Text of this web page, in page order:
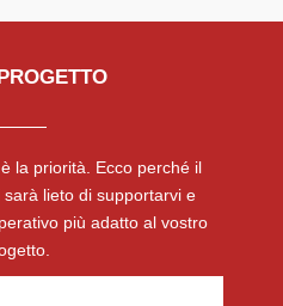
la priorità. Ecco perché il
lieto di supportarvi e
più adatto al vostro